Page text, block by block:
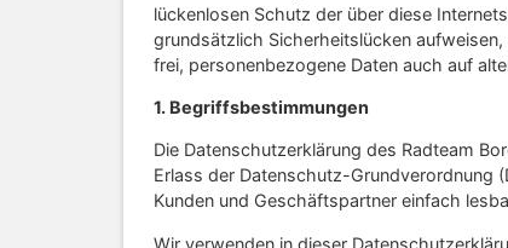
lückenlosen Schutz der über diese
grundsätzlich Sicherheitslücken
frei, personenbezogene Daten auch auf
1. Begriffsbestimmungen
Die Datenschutzerklärung des Radteam
Erlass der Datenschutz-Grundverordnung
Kunden und Geschäftspartner einfach
Wir verwenden in dieser